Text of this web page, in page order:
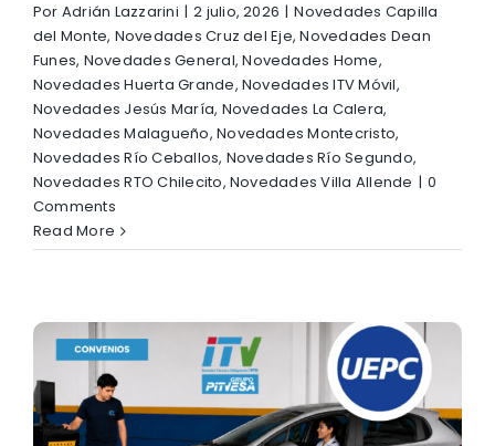
Por Adrián Lazzarini | 2 julio, 2026 | Novedades Capilla
del Monte, Novedades Cruz del Eje,Novedades Dean
Funes, Novedades General,Novedades Home,
Novedades Huerta Grande,Novedades ITV Móvil,
Novedades Jesús María, Novedades La Calera,
Novedades Malagueño,Novedades Montecristo,
Novedades Río Ceballos, Novedades Río Segundo,
Novedades RTO Chilecito,Novedades Villa Allende | 0
Comments
Read More